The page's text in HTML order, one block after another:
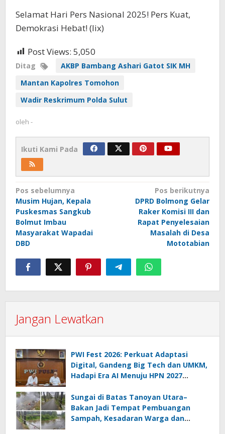
Selamat Hari Pers Nasional 2025! Pers Kuat,
Demokrasi Hebat! (lix)
Post Views: 5,050
Ditag
AKBP Bambang Ashari Gatot SIK MH
Mantan Kapolres Tomohon
Wadir Reskrimum Polda Sulut
oleh -
Ikuti Kami Pada
Navigasi
pos
Pos sebelumnya
Musim Hujan, Kepala
Puskesmas Sangkub
Bolmut Imbau
Masyarakat Wapadai
DBD
Pos berikutnya
DPRD Bolmong Gelar
Raker Komisi III dan
Rapat Penyelesaian
Masalah di Desa
Mototabian
Jangan Lewatkan
PWI Fest 2026: Perkuat Adaptasi
Digital, Gandeng Big Tech dan UMKM,
Hadapi Era AI Menuju HPN 2027
Sungai di Batas Tanoyan Utara–
Bakan Jadi Tempat Pembuangan
Sampah, Kesadaran Warga dan